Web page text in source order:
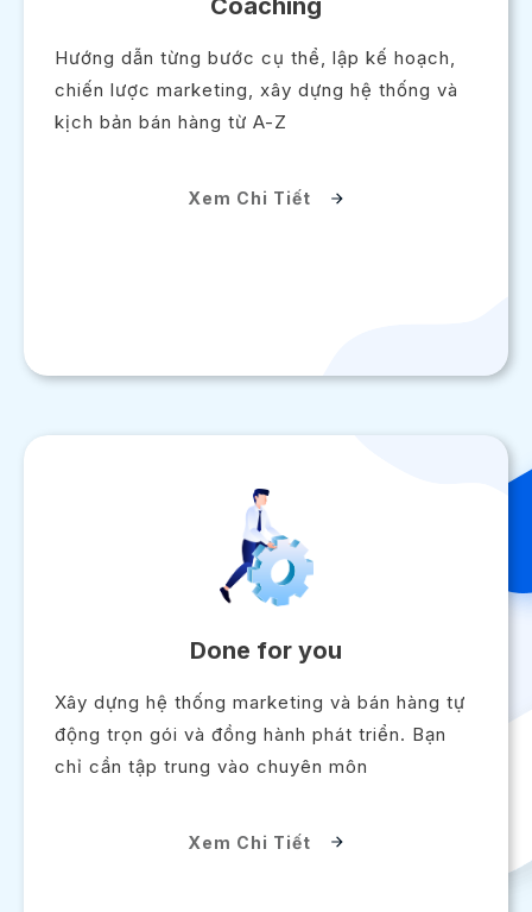
Coaching
Hướng dẫn từng bước cụ thể, lập kế hoạch,
chiến lược marketing, xây dựng hệ thống và
kịch bản bán hàng từ A-Z
Xem Chi Tiết
Done for you
Xây dựng hệ thống marketing và bán hàng tự
động trọn gói và đồng hành phát triển. Bạn
chỉ cần tập trung vào chuyên môn
Xem Chi Tiết